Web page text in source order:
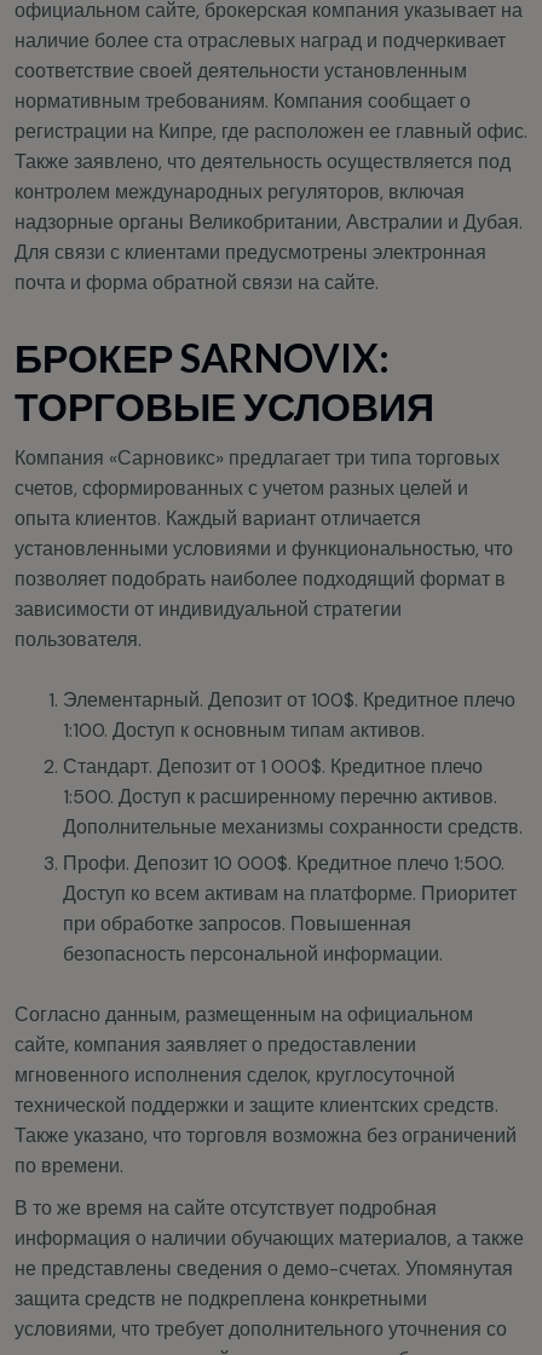
официальном сайте, брокерская компания указывает на
наличие более ста отраслевых наград и подчеркивает
соответствие своей деятельности установленным
нормативным требованиям. Компания сообщает о
регистрации на Кипре, где расположен ее главный офис.
Также заявлено, что деятельность осуществляется под
контролем международных регуляторов, включая
надзорные органы Великобритании, Австралии и Дубая.
Для связи с клиентами предусмотрены электронная
почта и форма обратной связи на сайте.
БРОКЕР SARNOVIX:
ТОРГОВЫЕ УСЛОВИЯ
Компания «Сарновикс» предлагает три типа торговых
счетов, сформированных с учетом разных целей и
опыта клиентов. Каждый вариант отличается
установленными условиями и функциональностью, что
позволяет подобрать наиболее подходящий формат в
зависимости от индивидуальной стратегии
пользователя.
Элементарный. Депозит от 100$. Кредитное плечо
1:100. Доступ к основным типам активов.
Стандарт. Депозит от 1 000$. Кредитное плечо
1:500. Доступ к расширенному перечню активов.
Дополнительные механизмы сохранности средств.
Профи. Депозит 10 000$. Кредитное плечо 1:500.
Доступ ко всем активам на платформе. Приоритет
при обработке запросов. Повышенная
безопасность персональной информации.
Согласно данным, размещенным на официальном
сайте, компания заявляет о предоставлении
мгновенного исполнения сделок, круглосуточной
технической поддержки и защите клиентских средств.
Также указано, что торговля возможна без ограничений
по времени.
В то же время на сайте отсутствует подробная
информация о наличии обучающих материалов, а также
не представлены сведения о демо-счетах. Упомянутая
защита средств не подкреплена конкретными
условиями, что требует дополнительного уточнения со